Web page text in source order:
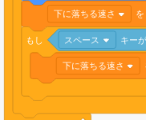
下に落ちる速さ を
もし スペース キー
下に落ちる速さ